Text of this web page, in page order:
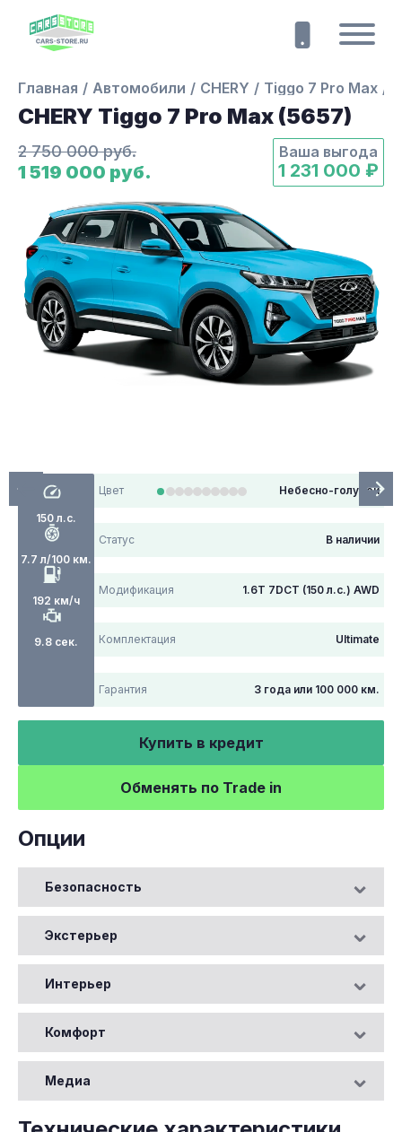
Главная Автомобили CHERY Tiggo 7 Pro Max
CHERY Tiggo 7 Pro Max (5657)
2 750 000 руб.
1 519 000 руб.
Ваша выгода
1 231 000 ₽
150 л.с.
7.7 л/100 км.
192 км/ч
9.8 сек.
Цвет Небесно-голубой
Статус В наличии
Модификация 1.6T 7DCT (150 л.с.) AWD
Комплектация Ultimate
Гарантия 3 года или 100 000 км.
Купить в кредит
Обменять по Trade in
Опции
Безопасность
Экстерьер
Интерьер
Комфорт
Медиа